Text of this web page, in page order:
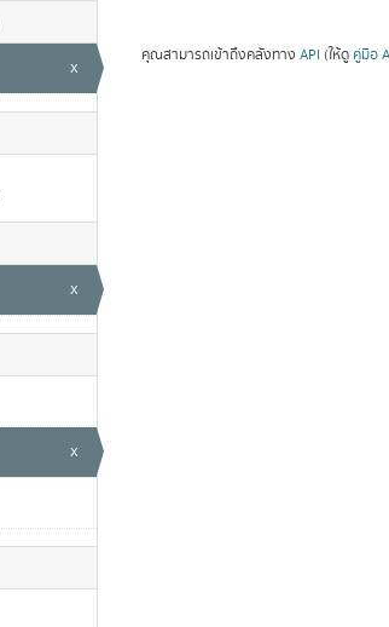
x
x
x
คุณสามารถเข้าถึงคลังทาง API (ให้ดู คู่มือ